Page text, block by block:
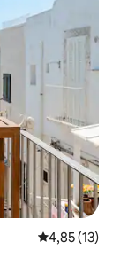
4,85 (13)